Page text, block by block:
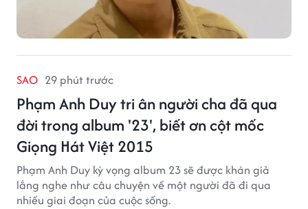
SAO 29 phút trước
Phạm Anh Duy tri ân người cha đã qua
đời trong album '23', biết ơn cột mốc
Giọng Hát Việt 2015
Phạm Anh Duy kỳ vọng album 23 sẽ được khán giả
lắng nghe như câu chuyện về một người đã đi qua
nhiều giai đoạn của cuộc sống.